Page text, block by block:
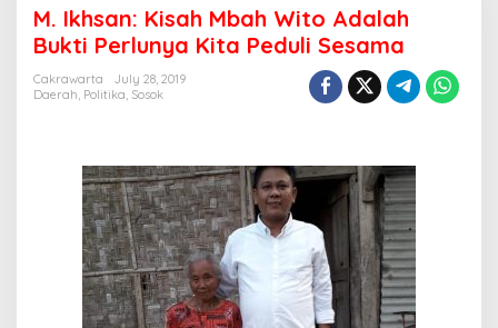
I
k
h
i
s
a
h
b
M. Ikhsan: Kisah Mbah Wito Adalah
Bukti Perlunya Kita Peduli Sesama
Cakrawarta
July 28, 2019
Daerah, Politika, Sosok